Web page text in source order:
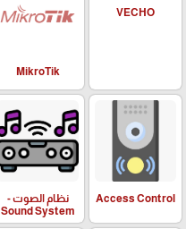
VECHO
MikroTik
Access Control
نظام الصوت -
Sound System